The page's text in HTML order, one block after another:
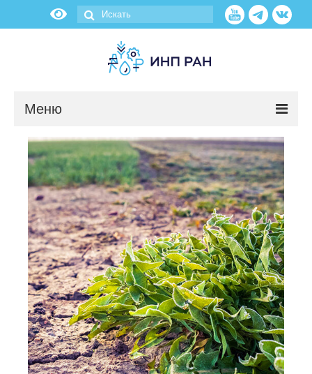
Меню
Новости
О нас
Об институте
Научные подразделения
Администрация
Сотрудники
Отчетность